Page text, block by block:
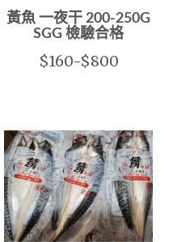
黃魚 一夜干 200-250G
SGG 檢驗合格
$160-$800